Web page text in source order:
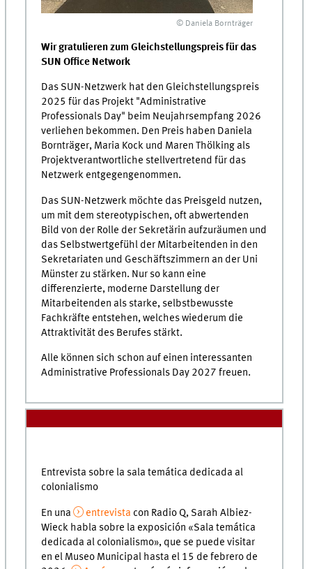
© Daniela Bornträger
Wir gratulieren zum Gleichstellungspreis für das
SUN Office Network
Das SUN-Netzwerk hat den Gleichstellungspreis
2025 für das Projekt "Administrative
Professionals Day" beim Neujahrsempfang 2026
verliehen bekommen. Den Preis haben Daniela
Bornträger, Maria Kock und Maren Thölking als
Projektverantwortliche stellvertretend für das
Netzwerk entgegengenommen.
Das SUN-Netzwerk möchte das Preisgeld nutzen,
um mit dem stereotypischen, oft abwertenden
Bild von der Rolle der Sekretärin aufzuräumen und
das Selbstwertgefühl der Mitarbeitenden in den
Sekretariaten und Geschäftszimmern an der Uni
Münster zu stärken. Nur so kann eine
differenzierte, moderne Darstellung der
Mitarbeitenden als starke, selbstbewusste
Fachkräfte entstehen, welches wiederum die
Attraktivität des Berufes stärkt.
Alle können sich schon auf einen interessanten
Administrative Professionals Day 2027 freuen.
Entrevista sobre la sala temática dedicada al
colonialismo
En una entrevista con Radio Q, Sarah Albiez-
Wieck habla sobre la exposición «Sala temática
dedicada al colonialismo», que se puede visitar
en el Museo Municipal hasta el 15 de febrero de